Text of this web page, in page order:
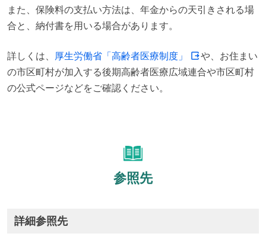
また、保険料の支払い方法は、年金からの天引きされる場
合と、納付書を用いる場合があります。
詳しくは、 厚生労働省「高齢者医療制度」
や、お住まい
の市区町村が加入する後期高齢者医療広域連合や市区町村
の公式ページなどをご確認ください。
参照先
詳細参照先